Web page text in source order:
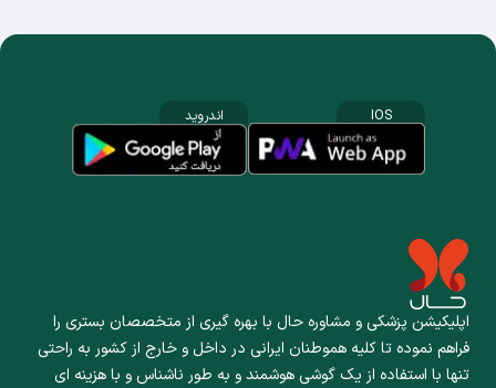
اپلیکیشن پزشکی و مشاوره حال با بهره گیری از متخصصان بستری را
فراهم نموده تا کلیه هموطنان ایرانی در داخل و خارج از کشور به راحتی
تنها با استفاده از یک گوشی هوشمند و به طور ناشناس و با هزینه ای
IOS اندروید